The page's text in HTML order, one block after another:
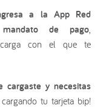
a la App Red
de pago
con el que te
cargaste y necesitas
cargando tu tarjeta bip!